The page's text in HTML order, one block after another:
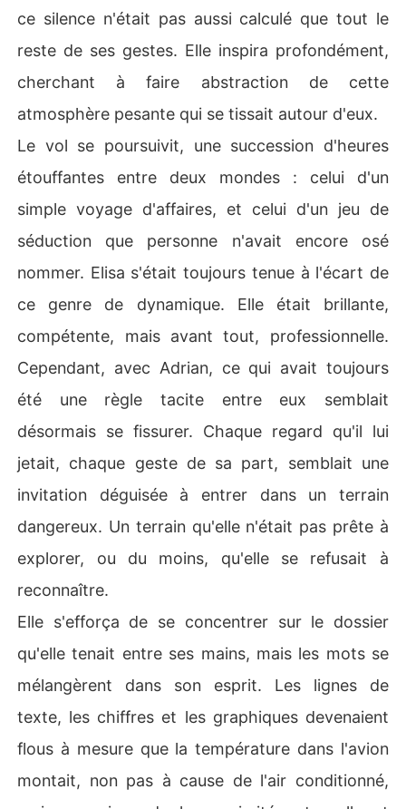
ce silence n'était pas aussi calculé que tout le
reste de ses gestes. Elle inspira profondément,
cherchant à faire abstraction de cette
atmosphère pesante qui se tissait autour d'eux.
Le vol se poursuivit, une succession d'heures
étouffantes entre deux mondes : celui d'un
simple voyage d'affaires, et celui d'un jeu de
séduction que personne n'avait encore osé
nommer. Elisa s'était toujours tenue à l'écart de
ce genre de dynamique. Elle était brillante,
compétente, mais avant tout, professionnelle.
Cependant, avec Adrian, ce qui avait toujours
été une règle tacite entre eux semblait
désormais se fissurer. Chaque regard qu'il lui
jetait, chaque geste de sa part, semblait une
invitation déguisée à entrer dans un terrain
dangereux. Un terrain qu'elle n'était pas prête à
explorer, ou du moins, qu'elle se refusait à
reconnaître.
Elle s'efforça de se concentrer sur le dossier
qu'elle tenait entre ses mains, mais les mots se
mélangèrent dans son esprit. Les lignes de
texte, les chiffres et les graphiques devenaient
flous à mesure que la température dans l'avion
montait, non pas à cause de l'air conditionné,